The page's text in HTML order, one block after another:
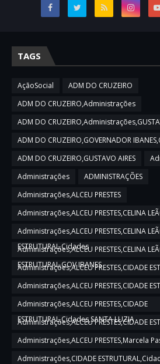
TAGS
AçãoSocial
ADM DO CRUZEIRO
ADM DO CRUZEIRO,Administrações
ADM DO
ADM DO CRUZEIRO,GOVERNADOR
ADM DO CRUZEIRO,GUSTAVO AIRES
Administrações
ADMINISTRAÇÕES
Administrações,ALCEU PRESTES
Administrações,ALCEU PRESTES,CELINA
Administrações,ALCEU PRESTES,CELINA
ESTRUTURAL,Cidades
Administrações,ALCEU PRESTES,CELINA
ESTRUTURAL,GOV IBANES
Administrações,ALCEU PRESTES,CIDADE
Administrações,ALCEU PRESTES,CIDADE
Administrações,ALCEU PRESTES,CIDADE
ESTRUTURAL,Cidades,SANTA LUZIA
Administrações,ALCEU PRESTES,CIDADE
Administrações,ALCEU PRESTES,Marcela
Administrações,CIDADE